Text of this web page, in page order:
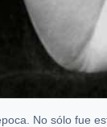
No sólo fue